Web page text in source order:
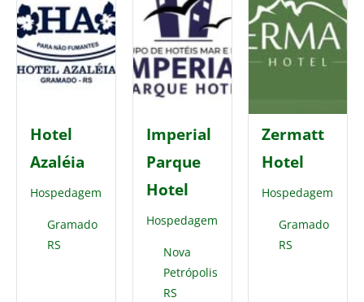
Hotel
Azaléia
Hospedagem
Gramado
RS
Imperial
Parque
Hotel
Hospedagem
Nova
Petrópolis
RS
Zermatt
Hotel
Hospedagem
Gramado
RS